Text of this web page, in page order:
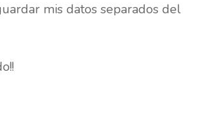
mis datos separados del